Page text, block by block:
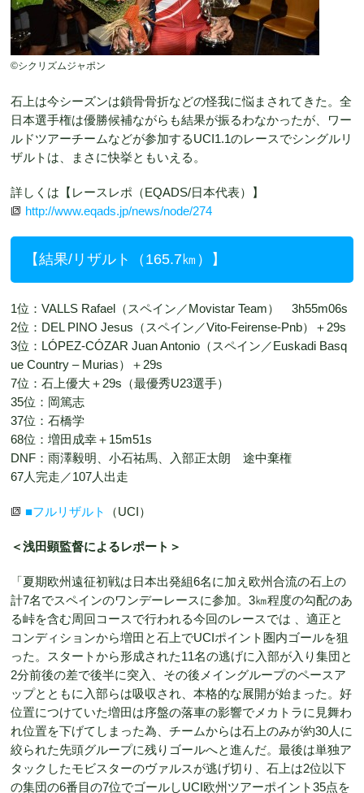
©️シクリズムジャポン
石上は今シーズンは鎖骨骨折などの怪我に悩まされてきた。全
日本選手権は優勝候補ながらも結果が振るわなかったが、ワー
ルドツアーチームなどが参加するUCI1.1のレースでシングルリ
ザルトは、まさに快挙ともいえる。
詳しくは【レースレポ（EQADS/日本代表）】
http://www.eqads.jp/news/node/274
【結果/リザルト（165.7㎞）】
1位：VALLS Rafael（スペイン／Movistar Team） 3h55m06s
2位：DEL PINO Jesus（スペイン／Vito-Feirense-Pnb）＋29s
3位：LÓPEZ-CÓZAR Juan Antonio（スペイン／Euskadi Basq
ue Country – Murias）＋29s
7位：石上優大＋29s（最優秀U23選手）
35位：岡篤志
37位：石橋学
68位：増田成幸＋15m51s
DNF：雨澤毅明、小石祐馬、入部正太朗 途中棄権
67人完走／107人出走
■フルリザルト （UCI）
＜浅田顕監督によるレポート＞
「夏期欧州遠征初戦は日本出発組6名に加え欧州合流の石上の
計7名でスペインのワンデーレースに参加。3㎞程度の勾配のあ
る峠を含む周回コースで行われる今回のレースでは 、適正と
コンディションから増田と石上でUCIポイント圏内ゴールを狙
った。スタートから形成された11名の逃げに入部が入り集団と
2分前後の差で後半に突入、その後メイングループのペースア
ップとともに入部らは吸収され、本格的な展開が始まった。好
位置につけていた増田は序盤の落車の影響でメカトラに見舞わ
れ位置を下げてしまった為、チームからは石上のみが約30人に
絞られた先頭グループに残りゴールへと進んだ。最後は単独ア
タックしたモビスターのヴァルスが逃げ切り、石上は2位以下
の集団の6番目の7位でゴールしUCI欧州ツアーポイント35点を